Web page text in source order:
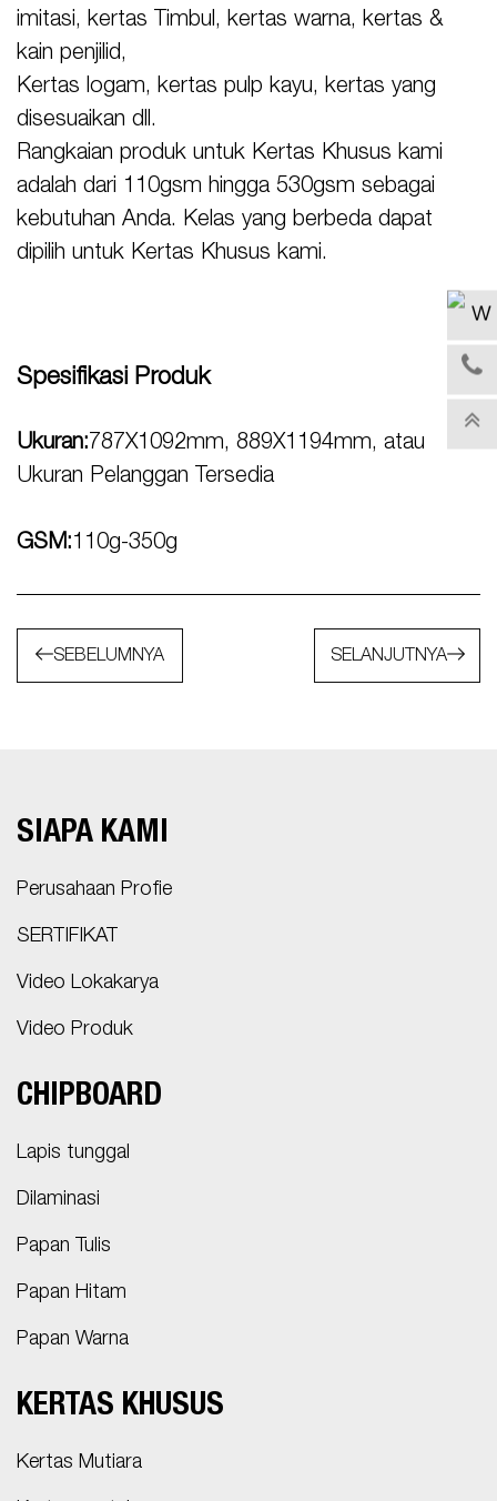
imitasi, kertas Timbul, kertas warna, kertas &
kain penjilid,
Kertas logam, kertas pulp kayu, kertas yang
disesuaikan dll.
Rangkaian produk untuk Kertas Khusus kami
adalah dari 110gsm hingga 530gsm sebagai
kebutuhan Anda. Kelas yang berbeda dapat
dipilih untuk Kertas Khusus kami.
Spesifikasi Produk
Ukuran:787X1092mm, 889X1194mm, atau
Ukuran Pelanggan Tersedia
GSM:110g-350g
SEBELUMNYA SELANJUTNYA
SIAPA KAMI
Perusahaan Profie
SERTIFIKAT
Video Lokakarya
Video Produk
CHIPBOARD
Lapis tunggal
Dilaminasi
Papan Tulis
Papan Hitam
Papan Warna
KERTAS KHUSUS
Kertas Mutiara